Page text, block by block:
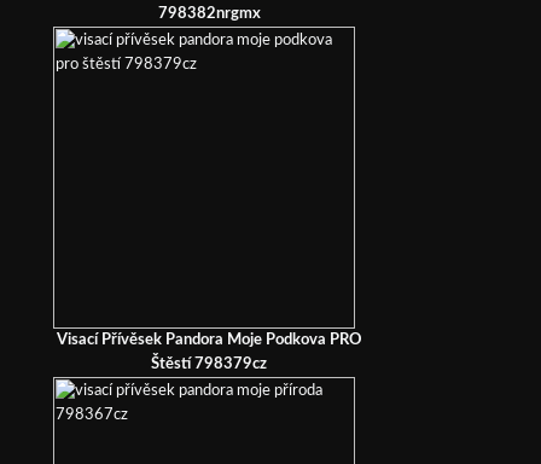
798382nrgmx
Visací Přívěsek Pandora Moje Podkova PRO
Štěstí 798379cz